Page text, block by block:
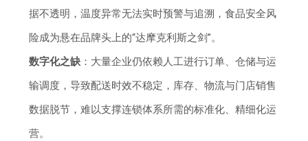
据不透明，温度异常无法实时预警与追溯，食品安全风
险成为悬在品牌头上的“达摩克利斯之剑”。
数字化之缺 ：大量企业仍依赖人工进行订单、仓储与运
输调度，导致配送时效不稳定，库存、物流与门店销售
数据脱节，难以支撑连锁体系所需的标准化、精细化运
营。